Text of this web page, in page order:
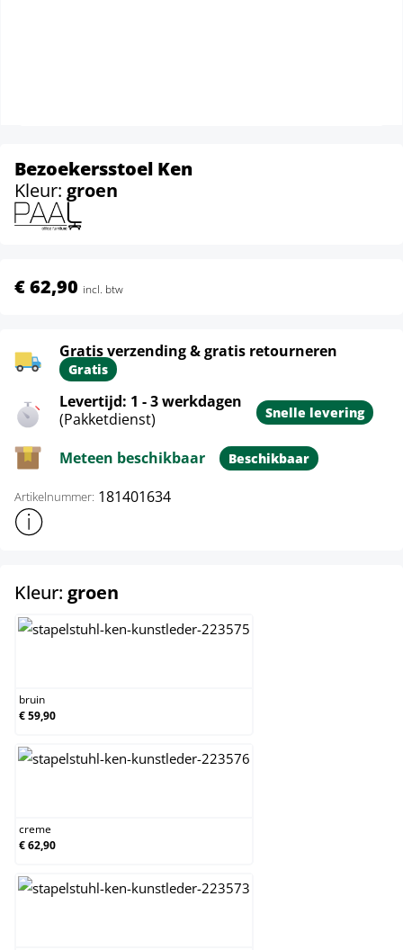
Bezoekersstoel Ken
Kleur: groen
€ 62,90 incl. btw
Gratis verzending & gratis retourneren
Gratis
Levertijd: 1 - 3 werkdagen
(Pakketdienst)
Snelle levering
Meteen beschikbaar Beschikbaar
Artikelnummer: 181401634
Toon meer productinformatie
Kleur: groen
bruin
€ 59,90
creme
€ 62,90